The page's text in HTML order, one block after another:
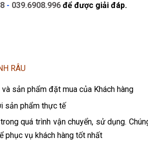
- 039.6908.996 để được giải đáp.
RÂU
sản phẩm đặt mua của Khách hàng
sản phẩm thực tế
quá trình vận chuyển, sử dụng.
phục vụ khách hàng tốt nhất